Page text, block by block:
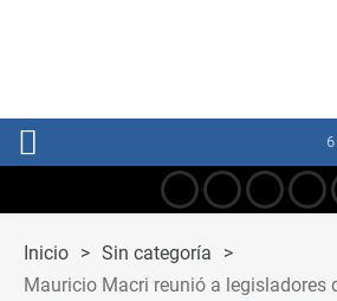
Inicio > Sin categoría
>
Mauricio Macri reunió a legisladores